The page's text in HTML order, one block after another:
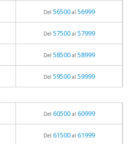
Del 56500al 56999
Del 57500al 57999
Del 58500al 58999
Del 59500al 59999
Del 60500al 60999
Del 61500al 61999